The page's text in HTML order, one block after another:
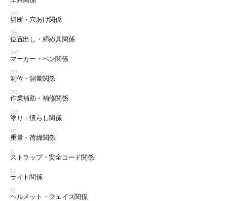
04
切断・穴あけ関係
05
位置出し・締め具関係
06
マーカー・ペン関係
07
測位・測量関係
08
作業補助・補修関係
09
塗り・慣らし関係
10
重量・荷締関係
11
ストラップ・安全コード関係
12
ライト関係
13
ヘルメット・フェイス関係